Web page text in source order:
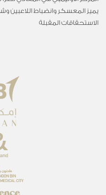
يميز المعسكر وانضباط اللاعبين
الاستحقاقات المقبلة